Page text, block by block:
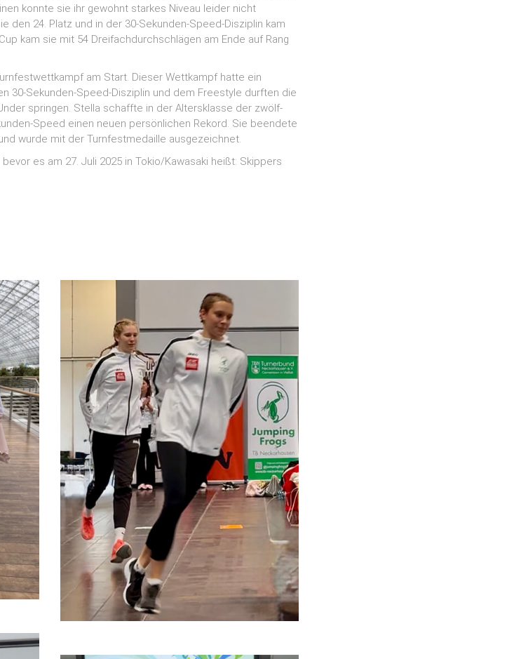
konnte sie ihr gewohnt starkes Niveau leider nicht
den 24. Platz und in der 30-Sekunden-Speed-Disziplin kam
kam sie mit 54 Dreifachdurchschlägen am Ende auf Rang
am Start. Dieser Wettkampf hatte ein
30-Sekunden-Speed-Disziplin und dem Freestyle durften die
springen. Stella schaffte in der Altersklasse der zwölf-
Speed einen neuen persönlichen Rekord. Sie beendete
wurde mit der Turnfestmedaille ausgezeichnet.
es am 27. Juli 2025 in Tokio/Kawasaki heißt: Skippers